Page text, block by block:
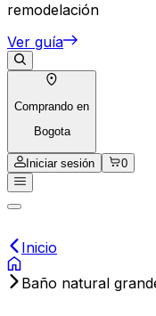
remodelación
Ver guía
Comprando en
Bogota
Iniciar sesión 0
Inicio
Baño natural